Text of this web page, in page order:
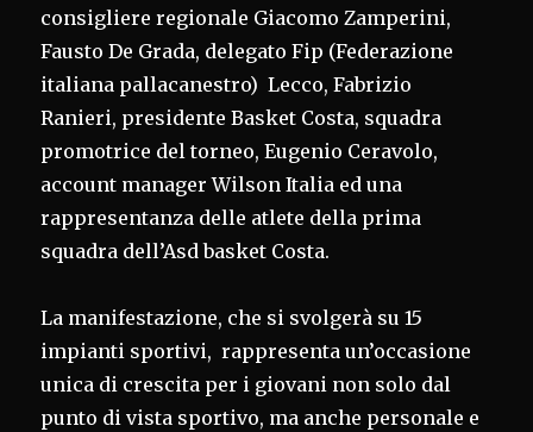
consigliere regionale Giacomo Zamperini,
Fausto De Grada, delegato Fip (Federazione
italiana pallacanestro) Lecco, Fabrizio
Ranieri, presidente Basket Costa, squadra
promotrice del torneo, Eugenio Ceravolo,
account manager Wilson Italia ed una
rappresentanza delle atlete della prima
squadra dell’Asd basket Costa.
La manifestazione, che si svolgerà su 15
impianti sportivi, rappresenta un’occasione
unica di crescita per i giovani non solo dal
punto di vista sportivo, ma anche personale e